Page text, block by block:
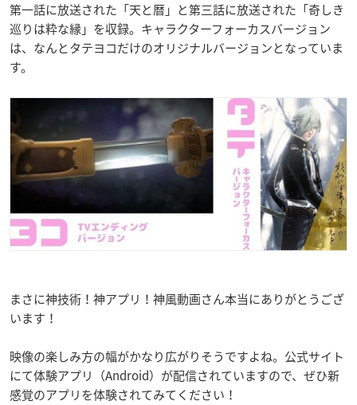
第一話に放送された「天と暦」と第三話に放送された「奇しき
巡りは粋な縁」を収録。キャラクターフォーカスバージョン
は、なんとタテヨコだけのオリジナルバージョンとなっていま
す。
まさに神技術！神アプリ！神風動画さん本当にありがとうござ
います！
映像の楽しみ方の幅がかなり広がりそうですよね。公式サイト
にて体験アプリ（Android）が配信されていますので、ぜひ新
感覚のアプリを体験されてみてください！